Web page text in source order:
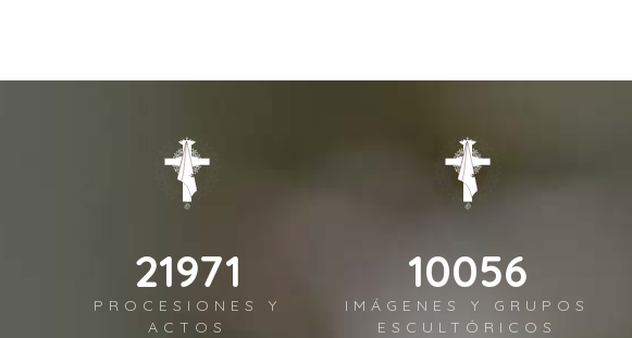
26679
PROCESIONES Y
ACTOS
12211
IMÁGENES Y GRUPOS
ESCULTÓRICOS